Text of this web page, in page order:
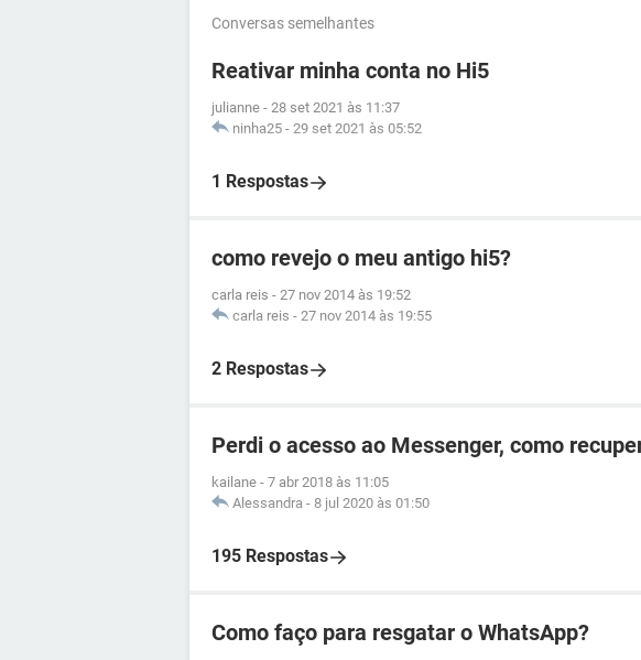
Conversas semelhantes
Reativar minha conta no Hi5
julianne - 28 set 2021 às 11:37
ninha25 - 29 set 2021 às 05:52
1 Respostas
como revejo o meu antigo hi5?
carla reis - 27 nov 2014 às 19:52
carla reis - 27 nov 2014 às 19:55
2 Respostas
Perdi o acesso ao Messenger, como
kailane - 7 abr 2018 às 11:05
Alessandra - 8 jul 2020 às 01:50
195 Respostas
Como faço para resgatar o WhatsApp?